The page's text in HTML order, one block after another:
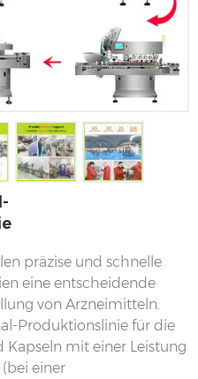
präzise und schnelle
eine entscheidende
von Arzneimitteln.
Produktionslinie für die
mit einer Leistung
einer